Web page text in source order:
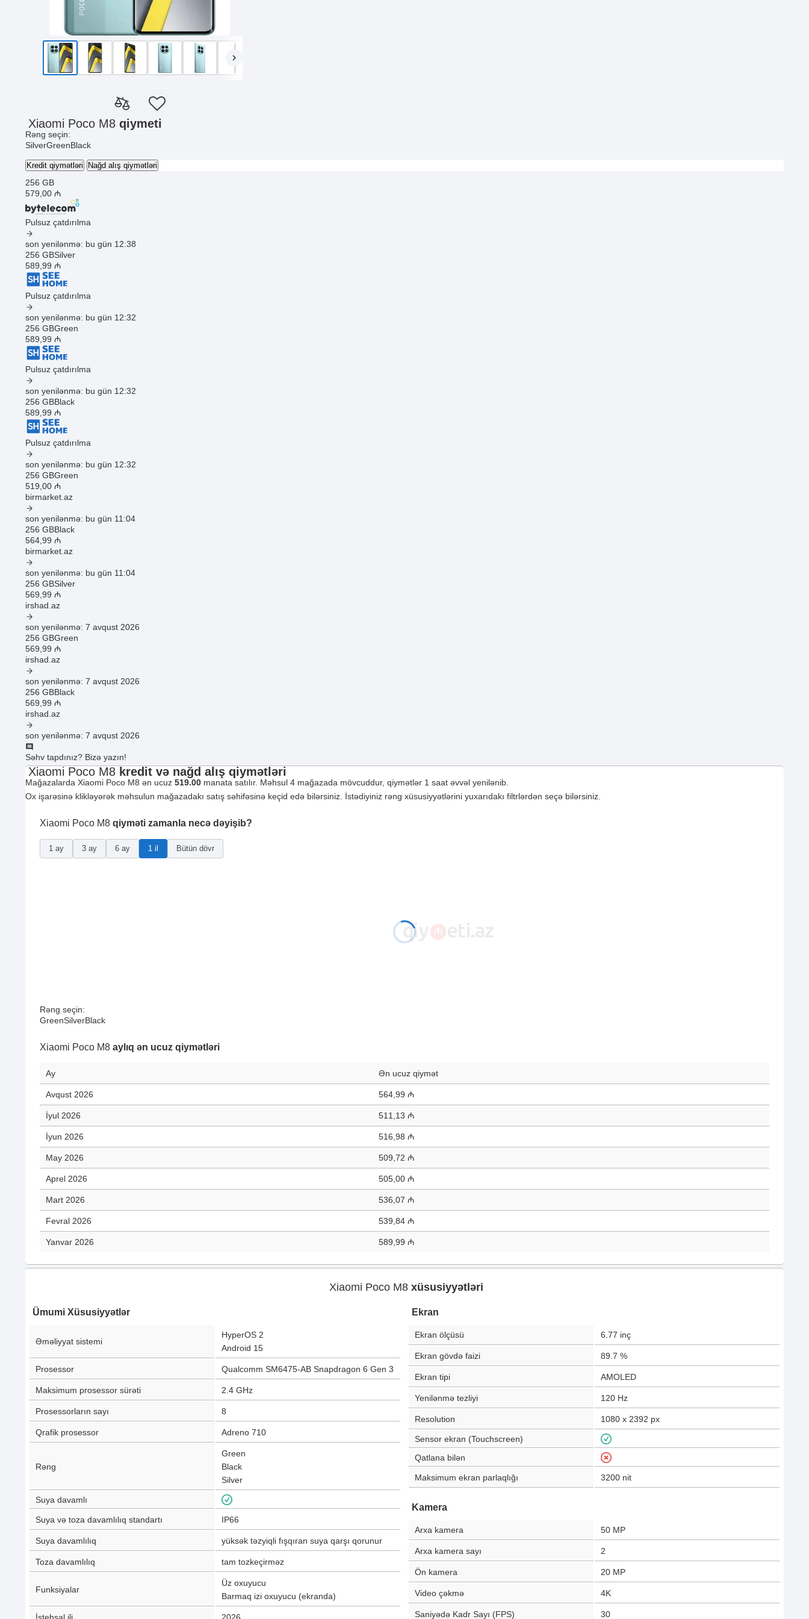
Xiaomi Poco M8 qiymeti
Rəng seçin:
SilverGreenBlack
Kredit qiymətləri Nağd alış qiymətləri
256 GB
579 ,00 ₼
Pulsuz çatdırılma
son yenilənmə: bu gün 12:38
256 GBSilver
589 ,99 ₼
Pulsuz çatdırılma
son yenilənmə: bu gün 12:32
256 GBGreen
589 ,99 ₼
Pulsuz çatdırılma
son yenilənmə: bu gün 12:32
256 GBBlack
589 ,99 ₼
Pulsuz çatdırılma
son yenilənmə: bu gün 12:32
256 GBGreen
519 ,00 ₼
birmarket.az
son yenilənmə: bu gün 11:04
256 GBBlack
564 ,99 ₼
birmarket.az
son yenilənmə: bu gün 11:04
256 GBSilver
569 ,99 ₼
irshad.az
son yenilənmə: 7 avqust 2026
256 GBGreen
569 ,99 ₼
irshad.az
son yenilənmə: 7 avqust 2026
256 GBBlack
569 ,99 ₼
irshad.az
son yenilənmə: 7 avqust 2026
Səhv tapdınız? Bizə yazın!
Xiaomi Poco M8 kredit və nağd alış qiymətləri
Mağazalarda Xiaomi Poco M8 ən ucuz 519.00 manata satılır. Məhsul 4 mağazada mövcuddur, qiymətlər 1 saat əvvəl yenilənib.
Ox işarəsinə klikləyərək məhsulun mağazadakı satış səhifəsinə keçid edə bilərsiniz. İstədiyiniz rəng xüsusiyyətlərini yuxarıdakı filtrlərdən seçə bilərsiniz.
Xiaomi Poco M8 qiyməti zamanla necə dəyişib?
1 ay 3 ay 6 ay 1 il Bütün dövr
Rəng seçin:
GreenSilverBlack
Xiaomi Poco M8 aylıq ən ucuz qiymətləri
Ay Ən ucuz qiymət
Avqust 2026 564,99 ₼
İyul 2026 511,13 ₼
İyun 2026 516,98 ₼
May 2026 509,72 ₼
Aprel 2026 505,00 ₼
Mart 2026 536,07 ₼
Fevral 2026 539,84 ₼
Yanvar 2026 589,99 ₼
Xiaomi Poco M8 xüsusiyyətləri
Ümumi Xüsusiyyətlər
Əməliyyat sistemi
HyperOS 2
Android 15
Prosessor Qualcomm SM6475-AB Snapdragon 6 Gen 3
Maksimum prosessor sürəti 2.4 GHz
Prosessorların sayı 8
Qrafik prosessor Adreno 710
Rəng
Green
Black
Silver
Suya davamlı
Suya və toza davamlılıq standartı IP66
Suya davamlılıq yüksək təzyiqli fışqıran suya qarşı qorunur
Toza davamlılıq tam tozkeçirməz
Funksiyalar
Üz oxuyucu
Barmaq izi oxuyucu (ekranda)
Ekran
Ekran ölçüsü 6.77 inç
Ekran gövdə faizi 89.7 %
Ekran tipi AMOLED
Yenilənmə tezliyi 120 Hz
Resolution 1080 x 2392 px
Sensor ekran (Touchscreen)
Qatlana bilən
Maksimum ekran parlaqlığı 3200 nit
Kamera
Arxa kamera 50 MP
Arxa kamera sayı 2
Ön kamera 20 MP
Video çəkmə 4K
Saniyədə Kadr Sayı (FPS) 30